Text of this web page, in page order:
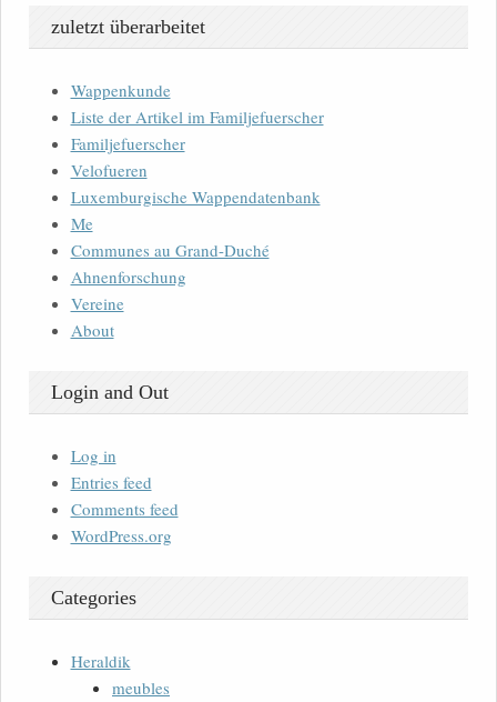
zuletzt überarbeitet
Wappenkunde
Liste der Artikel im Familjefuerscher
Familjefuerscher
Velofueren
Luxemburgische Wappendatenbank
Me
Communes au Grand-Duché
Ahnenforschung
Vereine
About
Login and Out
Log in
Entries feed
Comments feed
WordPress.org
Categories
Heraldik
meubles